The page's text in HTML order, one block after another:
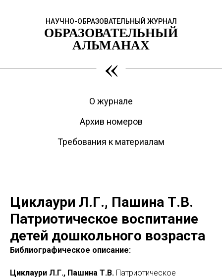
НАУЧНО-ОБРАЗОВАТЕЛЬНЫЙ ЖУРНАЛ
ОБРАЗОВАТЕЛЬНЫЙ
АЛЬМАНАХ
«
О журнале
Архив номеров
Требования к материалам
Циклаури Л.Г., Пашина Т.В.
Патриотическое воспитание
детей дошкольного возраста
Библиографическое описание:
Циклаури Л.Г., Пашина Т.В. Патриотическое